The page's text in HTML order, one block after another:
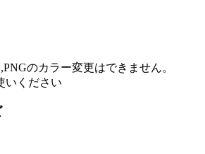
のカラー変更はできません。
いください